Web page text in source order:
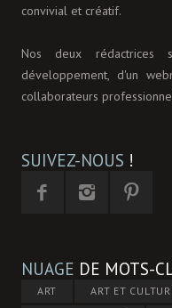
convivial et créatif.
Nos deux rédactrices
développement, d'un
collaborateurs
SUIVEZ-NOUS !
NUAGE DE MOTS-
ART ART ET